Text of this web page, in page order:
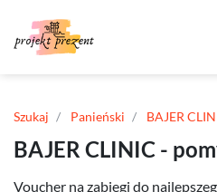
Szukaj Panieński BAJER
BAJER CLINIC -
Voucher na zabiegi do